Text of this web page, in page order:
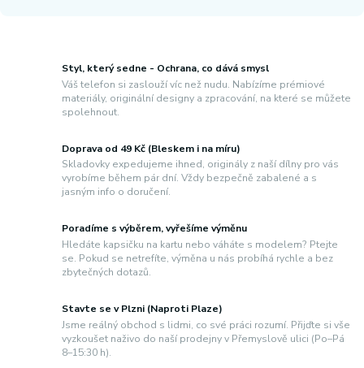
Styl, který sedne - Ochrana, co dává smysl
Váš telefon si zaslouží víc než nudu. Nabízíme prémiové
materiály, originální designy a zpracování, na které se můžete
spolehnout.
Doprava od 49 Kč (Bleskem i na míru)
Skladovky expedujeme ihned, originály z naší dílny pro vás
vyrobíme během pár dní. Vždy bezpečně zabalené a s
jasným info o doručení.
Poradíme s výběrem, vyřešíme výměnu
Hledáte kapsičku na kartu nebo váháte s modelem? Ptejte
se. Pokud se netrefíte, výměna u nás probíhá rychle a bez
zbytečných dotazů.
Stavte se v Plzni (Naproti Plaze)
Jsme reálný obchod s lidmi, co své práci rozumí. Přijďte si vše
vyzkoušet naživo do naší prodejny v Přemyslově ulici (Po–Pá
8–15:30 h).